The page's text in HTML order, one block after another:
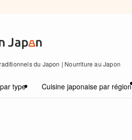
du Japon | Nourriture au Japon
type Cuisine japonaise par région